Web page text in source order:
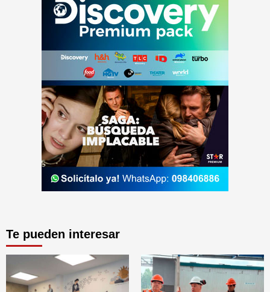
Te pueden interesar